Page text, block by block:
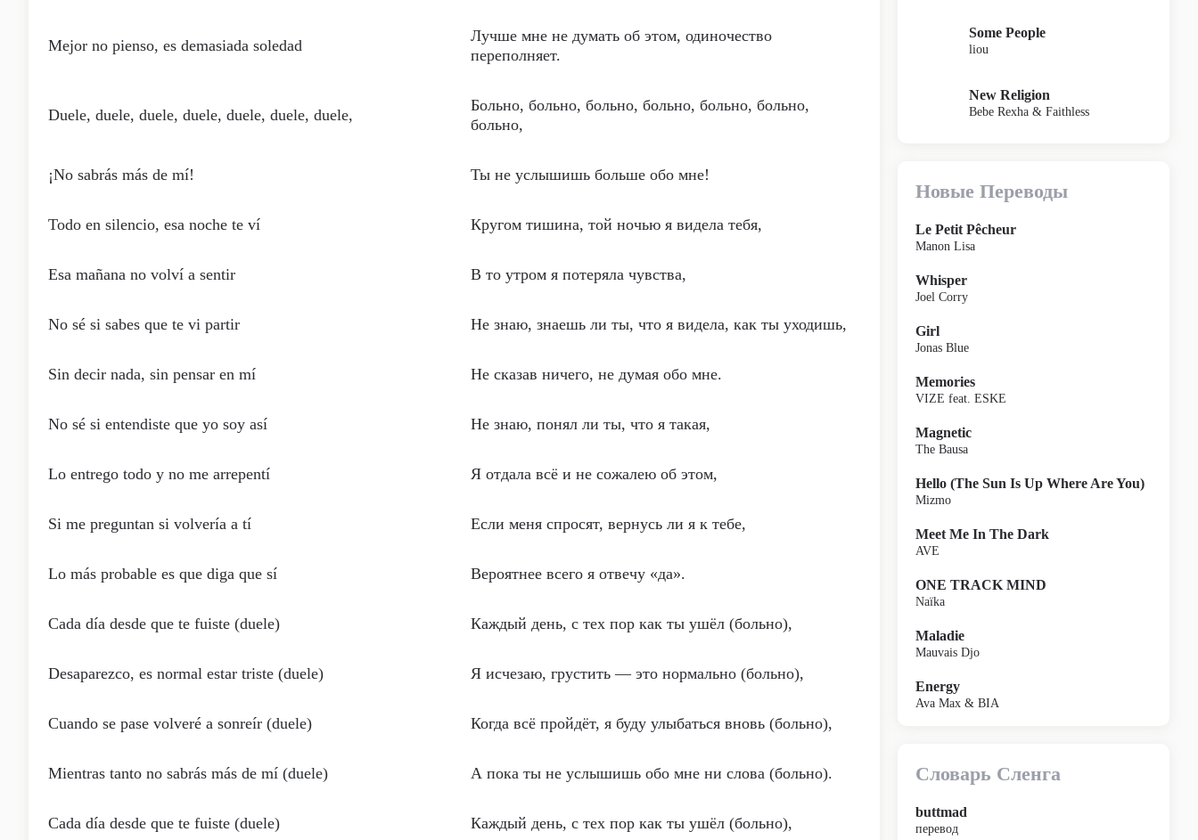
Mejor no pienso, es demasiada soledad
Лучше мне не думать об этом, одиночество
переполняет.
Duele, duele, duele, duele, duele, duele, duele,
Больно, больно, больно, больно, больно, больно,
больно,
¡No sabrás más de mí! Ты не услышишь больше обо мне!
Todo en silencio, esa noche te ví Кругом тишина, той ночью я видела тебя,
Esa mañana no volví a sentir В то утром я потеряла чувства,
No sé si sabes que te vi partir Не знаю, знаешь ли ты, что я видела, как ты уходишь,
Sin decir nada, sin pensar en mí Не сказав ничего, не думая обо мне.
No sé si entendiste que yo soy así Не знаю, понял ли ты, что я такая,
Lo entrego todo y no me arrepentí Я отдала всё и не сожалею об этом,
Si me preguntan si volvería a tí Если меня спросят, вернусь ли я к тебе,
Lo más probable es que diga que sí Вероятнее всего я отвечу «да».
Cada día desde que te fuiste (duele) Каждый день, с тех пор как ты ушёл (больно),
Desaparezco, es normal estar triste (duele) Я исчезаю, грустить — это нормально (больно),
Cuando se pase volveré a sonreír (duele) Когда всё пройдёт, я буду улыбаться вновь (больно),
Mientras tanto no sabrás más de mí (duele) А пока ты не услышишь обо мне ни слова (больно).
Cada día desde que te fuiste (duele) Каждый день, с тех пор как ты ушёл (больно),
Some People
liou
New Religion
Bebe Rexha & Faithless
Новые Переводы
Le Petit Pêcheur
Manon Lisa
Whisper
Joel Corry
Girl
Jonas Blue
Memories
VIZE feat. ESKE
Magnetic
The Bausa
Hello (The Sun Is Up Where Are You)
Mizmo
Meet Me In The Dark
AVE
ONE TRACK MIND
Naïka
Maladie
Mauvais Djo
Energy
Ava Max & BIA
Словарь Сленга
buttmad
перевод